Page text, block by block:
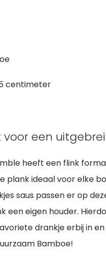
centimeter
een
heeft een flink
plank ideaal voor elke
saus passen er op
een eigen houder.
drankje erbij in
Bamboe!